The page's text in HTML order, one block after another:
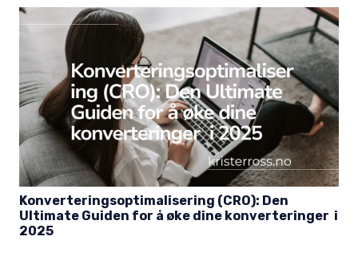
Konverteringsoptimalisering (CRO): Den
Ultimate Guiden for å øke dine konverteringer i
2025